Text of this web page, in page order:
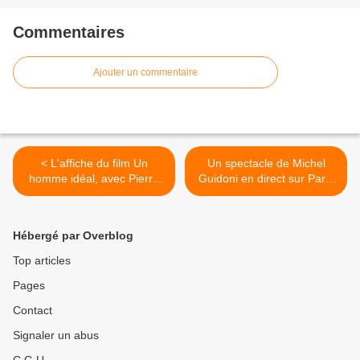
Commentaires
Ajouter un commentaire
< L'affiche du film Un
homme idéal, avec Pierre
Niney.
Un spectacle de Michel
Guidoni en direct sur Paris
Première ce 22 janvier. >
Hébergé par Overblog
Top articles
Pages
Contact
Signaler un abus